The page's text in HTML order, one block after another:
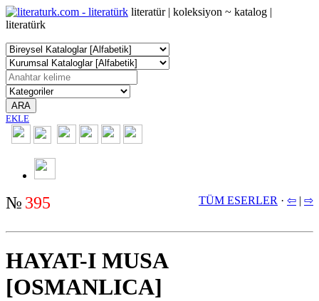
literatür | koleksiyon ~ katalog |
literatürk
ARA
EKLE
№ 395 TÜM ESERLER · ⇦ | ⇨
HAYAT-I MUSA
[OSMANLICA]